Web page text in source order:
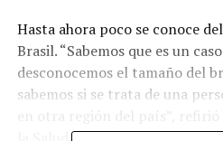
Hasta ahora poco se conoce
Brasil. “Sabemos que es un
desconocemos el tamaño del
sabemos si se trata de una